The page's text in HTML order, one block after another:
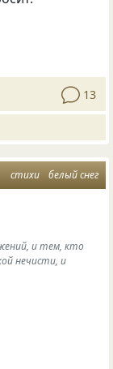
13
стихи белый снег
и тем, кто
нечисти, и